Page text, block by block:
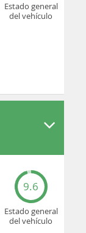
Estado general
del vehículo
9.6
Estado general
del vehículo